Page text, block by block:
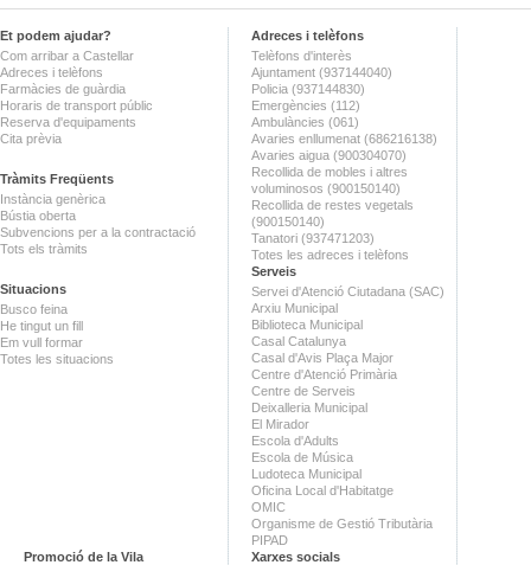
Et podem ajudar?
Com arribar a Castellar
Adreces i telèfons
Farmàcies de guàrdia
Horaris de transport públic
Reserva d'equipaments
Cita prèvia
Tràmits Freqüents
Instància genèrica
Bústia oberta
Subvencions per a la contractació
Tots els tràmits
Situacions
Busco feina
He tingut un fill
Em vull formar
Totes les situacions
Adreces i telèfons
Telèfons d'interès
Ajuntament (937144040)
Policia (937144830)
Emergències (112)
Ambulàncies (061)
Avaries enllumenat (686216138)
Avaries aigua (900304070)
Recollida de mobles i altres
voluminosos (900150140)
Recollida de restes vegetals
(900150140)
Tanatori (937471203)
Totes les adreces i telèfons
Serveis
Servei d'Atenció Ciutadana (SAC)
Arxiu Municipal
Biblioteca Municipal
Casal Catalunya
Casal d'Avis Plaça Major
Centre d'Atenció Primària
Centre de Serveis
Deixalleria Municipal
El Mirador
Escola d'Adults
Escola de Música
Ludoteca Municipal
Oficina Local d'Habitatge
OMIC
Organisme de Gestió Tributària
PIPAD
Promoció de la Vila
Xarxes socials